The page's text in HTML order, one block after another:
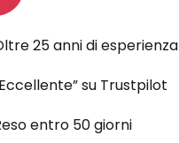
25 anni di esperienza
su Trustpilot
entro 50 giorni